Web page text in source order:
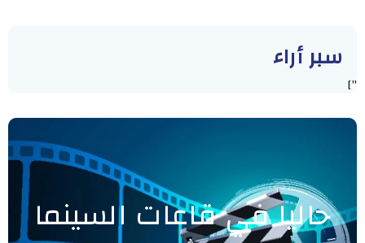
سبر أراء
"]
حاليا في قاعات السينما